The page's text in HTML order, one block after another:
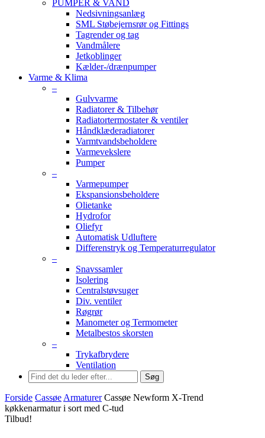
PUMPER & VAND
Nedsivningsanlæg
SML Støbejernsrør og Fittings
Tagrender og tag
Vandmålere
Jetkoblinger
Kælder-/drænpumper
Varme & Klima
–
Gulvvarme
Radiatorer & Tilbehør
Radiatortermostater & ventiler
Håndklæderadiatorer
Varmtvandsbeholdere
Varmevekslere
Pumper
–
Varmepumper
Ekspansionsbeholdere
Olietanke
Hydrofor
Oliefyr
Automatisk Udluftere
Differenstryk og Temperaturregulator
–
Snavssamler
Isolering
Centralstøvsuger
Div. ventiler
Røgrør
Manometer og Termometer
Metalbestos skorsten
–
Trykafbrydere
Ventilation
Søg
Forside Cassøe Armaturer Cassøe Newform X-Trend
køkkenarmatur i sort med C-tud
Tilbud!